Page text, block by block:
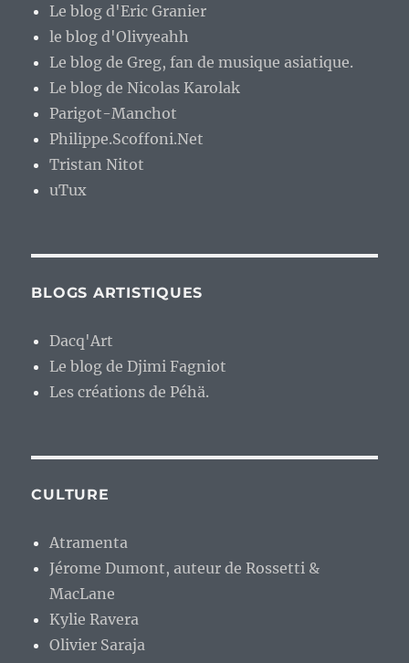
Le blog d'Eric Granier
le blog d'Olivyeahh
Le blog de Greg, fan de musique asiatique.
Le blog de Nicolas Karolak
Parigot-Manchot
Philippe.Scoffoni.Net
Tristan Nitot
uTux
BLOGS ARTISTIQUES
Dacq'Art
Le blog de Djimi Fagniot
Les créations de Péhä.
CULTURE
Atramenta
Jérome Dumont, auteur de Rossetti &
MacLane
Kylie Ravera
Olivier Saraja